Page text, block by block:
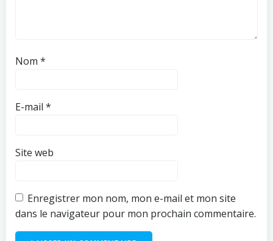
Nom *
E-mail *
Site web
Enregistrer mon nom, mon e-mail et mon site
dans le navigateur pour mon prochain commentaire.